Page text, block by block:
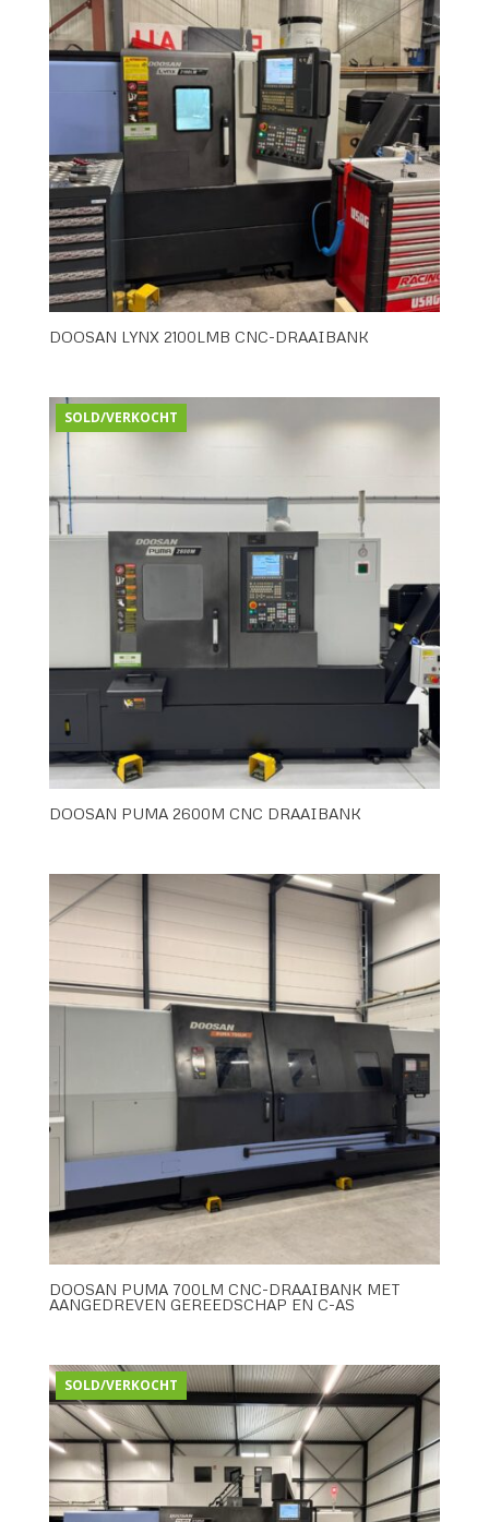
DOOSAN LYNX 2100LMB CNC-DRAAIBANK
SOLD/VERKOCHT
DOOSAN PUMA 2600M CNC DRAAIBANK
DOOSAN PUMA 700LM CNC-DRAAIBANK MET
AANGEDREVEN GEREEDSCHAP EN C-AS
SOLD/VERKOCHT